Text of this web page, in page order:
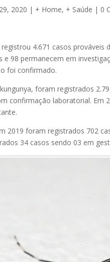
2020 | + Home, + Saúde | 0
registrou 4.671 casos
e 98 permanecem em
foi confirmado.
foram registrados
confirmação laboratorial.
2019 foram registrados 702
34 casos sendo 03 em